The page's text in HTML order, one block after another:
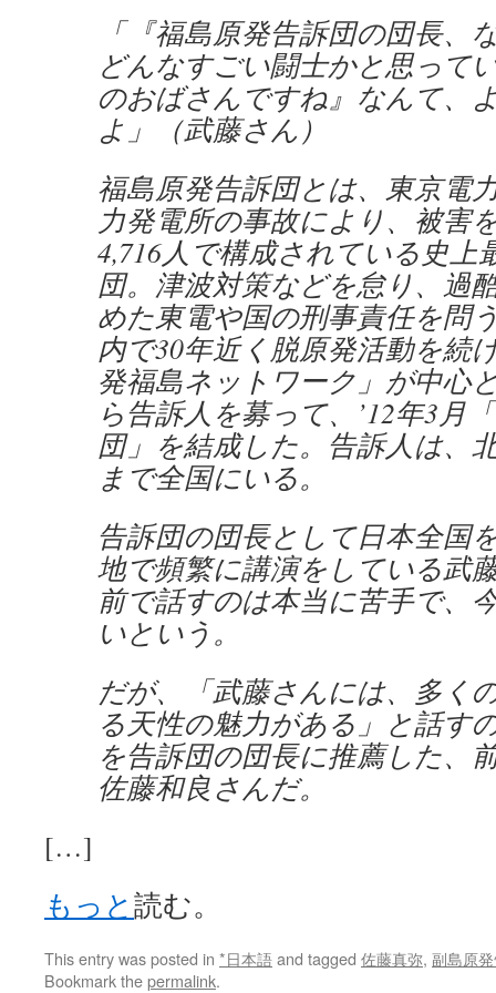
「『福島原発告訴団の団長、
どんなすごい闘士かと思って
のおばさんですね』なんて、
よ」（武藤さん）
福島原発告訴団とは、東京電
力発電所の事故により、被害
4,716人で構成されている史上
団。津波対策などを怠り、過
めた東電や国の刑事責任を問
内で30年近く脱原発活動を続
発福島ネットワーク」が中心
ら告訴人を募って、’12年3月
団」を結成した。告訴人は、
まで全国にいる。
告訴団の団長として日本全国
地で頻繁に講演をしている武
前で話すのは本当に苦手で、
いという。
だが、「武藤さんには、多く
る天性の魅力がある」と話す
を告訴団の団長に推薦した、
佐藤和良さんだ。
[…]
もっと読む。
This entry was posted in *日本語and tagged 佐藤真弥, 副島原
Bookmark thepermalink.